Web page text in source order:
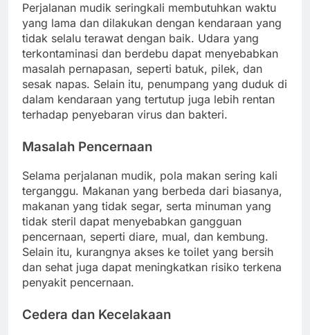
Perjalanan mudik seringkali membutuhkan waktu
yang lama dan dilakukan dengan kendaraan yang
tidak selalu terawat dengan baik. Udara yang
terkontaminasi dan berdebu dapat menyebabkan
masalah pernapasan, seperti batuk, pilek, dan
sesak napas. Selain itu, penumpang yang duduk di
dalam kendaraan yang tertutup juga lebih rentan
terhadap penyebaran virus dan bakteri.
Masalah Pencernaan
Selama perjalanan mudik, pola makan sering kali
terganggu. Makanan yang berbeda dari biasanya,
makanan yang tidak segar, serta minuman yang
tidak steril dapat menyebabkan gangguan
pencernaan, seperti diare, mual, dan kembung.
Selain itu, kurangnya akses ke toilet yang bersih
dan sehat juga dapat meningkatkan risiko terkena
penyakit pencernaan.
Cedera dan Kecelakaan